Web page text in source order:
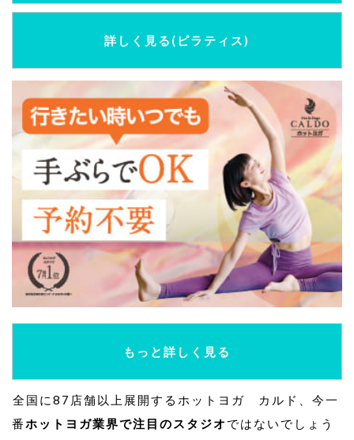
詳しく見る(ピラティス)
もっと詳しく見る
全国に87店舗以上展開するホットヨガ カルド、今一
番ホットヨガ業界で注目のスタジオ ではないでしょう